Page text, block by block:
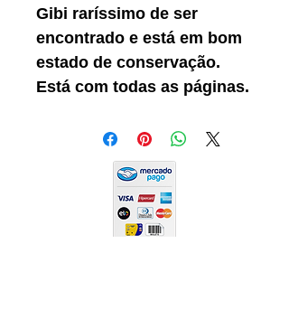
Gibi raríssimo de ser
encontrado e está em bom
estado de conservação.
Está com todas as páginas.